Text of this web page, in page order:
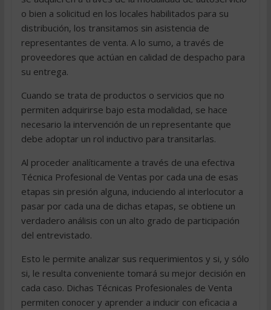
o bien a solicitud en los locales habilitados para su
distribución, los transitamos sin asistencia de
representantes de venta. A lo sumo, a través de
proveedores que actúan en calidad de despacho para
su entrega.
Cuando se trata de productos o servicios que no
permiten adquirirse bajo esta modalidad, se hace
necesario la intervención de un representante que
debe adoptar un rol inductivo para transitarlas.
Al proceder analíticamente a través de una efectiva
Técnica Profesional de Ventas por cada una de esas
etapas sin presión alguna, induciendo al interlocutor a
pasar por cada una de dichas etapas, se obtiene un
verdadero análisis con un alto grado de participación
del entrevistado.
Esto le permite analizar sus requerimientos y si, y sólo
si, le resulta conveniente tomará su mejor decisión en
cada caso. Dichas Técnicas Profesionales de Venta
permiten conocer y aprender a inducir con eficacia a